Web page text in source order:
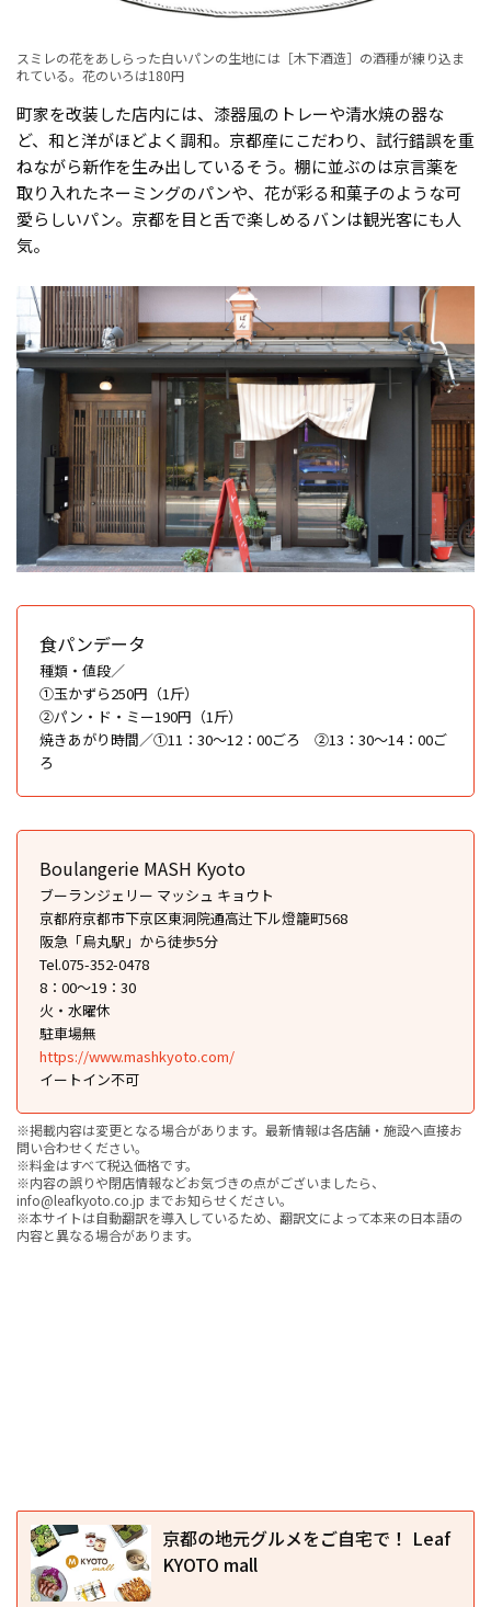
スミレの花をあしらった白いパンの生地には［木下酒造］の酒種が練り込ま
れている。花のいろは180円
町家を改装した店内には、漆器風のトレーや清水焼の器な
ど、和と洋がほどよく調和。京都産にこだわり、試行錯誤を重
ねながら新作を生み出しているそう。棚に並ぶのは京言薬を
取り入れたネーミングのパンや、花が彩る和菓子のような可
愛らしいパン。京都を目と舌で楽しめるバンは観光客にも人
気。
食パンデータ
種類・値段／
①玉かずら250円（1斤）
②パン・ド・ミー190円（1斤）
焼きあがり時間／①11：30～12：00ごろ ②13：30～14：00ご
ろ
Boulangerie MASH Kyoto
ブーランジェリー マッシュ キョウト
京都府京都市下京区東洞院通高辻下ル燈籠町568
阪急「烏丸駅」から徒歩5分
Tel.075-352-0478
8：00〜19：30
火・水曜休
駐車場無
https://www.mashkyoto.com/
イートイン不可
※掲載内容は変更となる場合があります。最新情報は各店舗・施設へ直接お
問い合わせください。
※料金はすべて税込価格です。
※内容の誤りや閉店情報などお気づきの点がございましたら、
info@leafkyoto.co.jp までお知らせください。
※本サイトは自動翻訳を導入しているため、翻訳文によって本来の日本語の
内容と異なる場合があります。
京都の地元グルメをご自宅で！ Leaf
KYOTO mall